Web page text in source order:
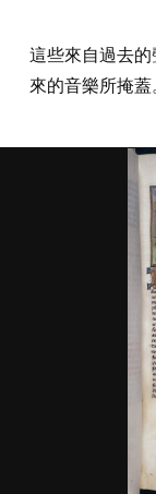
這些來自過去
來的音樂所掩蓋